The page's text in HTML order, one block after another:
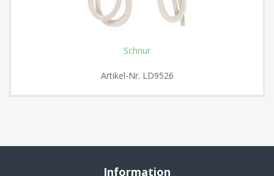
Schnur
Artikel-Nr. LD9526
Information